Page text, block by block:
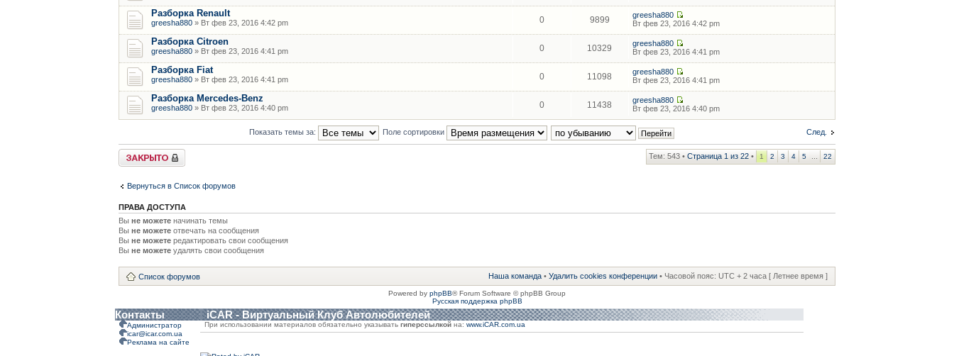
Разборка Renault
greesha880 » Вт фев 23, 2016 4:42 pm 0 9899
greesha880
Вт фев 23, 2016 4:42 pm
Разборка Citroen
greesha880 » Вт фев 23, 2016 4:41 pm 0 10329
greesha880
Вт фев 23, 2016 4:41 pm
Разборка Fiat
greesha880 » Вт фев 23, 2016 4:41 pm 0 11098
greesha880
Вт фев 23, 2016 4:41 pm
Разборка Mercedes-Benz
greesha880 » Вт фев 23, 2016 4:40 pm 0 11438
greesha880
Вт фев 23, 2016 4:40 pm
След.
Показать темы за: Поле сортировки
Форум закрыт Тем: 543 • Страница 1 из 22 • 1 2 3 4 5 22
Вернуться в Список форумов
ПРАВА ДОСТУПА
Вы не можете начинать темы
Вы не можете отвечать на сообщения
Вы не можете редактировать свои сообщения
Вы не можете удалять свои сообщения
Список форумов Наша команда • Удалить cookies конференции • Часовой пояс: UTC + 2 часа [ Летнее время ]
Powered by phpBB® Forum Software © phpBB Group
Русская поддержка phpBB
Контакты iCAR - Виртуальный Клуб Автолюбителей
Администратор
icar@icar.com.ua
Реклама на сайте
При использовании материалов обязательно указывать гиперссылкой на: www.iCAR.com.ua